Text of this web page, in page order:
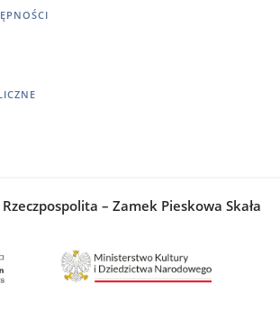
– Zamek Pieskowa Skała